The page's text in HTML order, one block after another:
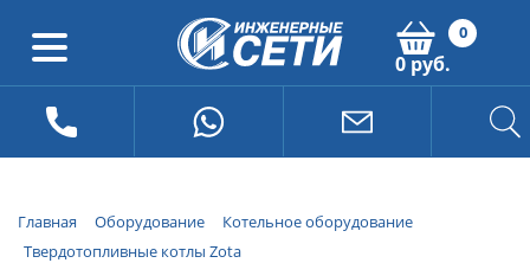
0
0 руб.
Главная Оборудование
Котельное оборудование
Твердотопливные котлы Zota